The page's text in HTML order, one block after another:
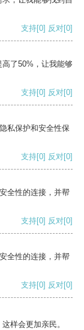
支持[0] 反对[0]
了50%，让我能够
支持[0] 反对[0]
私保护和安全性保
支持[0] 反对[0]
全性的连接，并帮
支持[0] 反对[0]
全性的连接，并帮
支持[0] 反对[0]
样会更加亲民。